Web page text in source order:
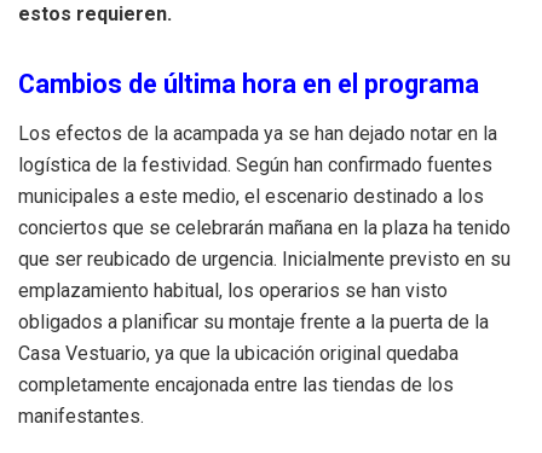
estos requieren.
Cambios de última hora en el programa
Los efectos de la acampada ya se han dejado notar en la
logística de la festividad. Según han confirmado fuentes
municipales a este medio, el escenario destinado a los
conciertos que se celebrarán mañana en la plaza ha tenido
que ser reubicado de urgencia. Inicialmente previsto en su
emplazamiento habitual, los operarios se han visto
obligados a planificar su montaje frente a la puerta de la
Casa Vestuario, ya que la ubicación original quedaba
completamente encajonada entre las tiendas de los
manifestantes.